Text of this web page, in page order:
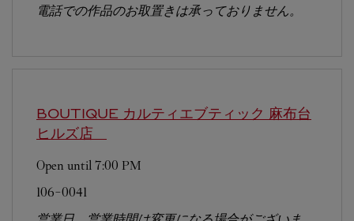
電話での作品のお取置きは承っておりません。
BOUTIQUE カルティエブティック 麻布台
ヒルズ店
Open until 7:00 PM
106-0041